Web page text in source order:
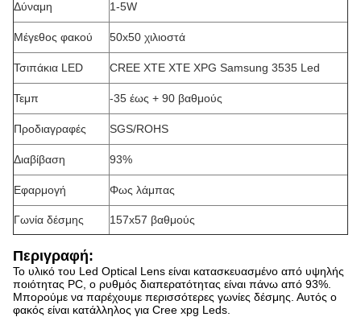
Δύναμη 1-5W
Μέγεθος φακού 50x50 χιλιοστά
Τσιπάκια LED CREE XTE XTE XPG Samsung 3535 Led
Τεμπ -35 έως + 90 βαθμούς
Προδιαγραφές SGS/ROHS
Διαβίβαση 93%
Εφαρμογή Φως λάμπας
Γωνία δέσμης 157x57 βαθμούς
Περιγραφή:
Το υλικό του Led Optical Lens είναι κατασκευασμένο από υψηλής
ποιότητας PC, ο ρυθμός διαπερατότητας είναι πάνω από 93%.
Μπορούμε να παρέχουμε περισσότερες γωνίες δέσμης. Αυτός ο
φακός είναι κατάλληλος για Cree xpg Leds.